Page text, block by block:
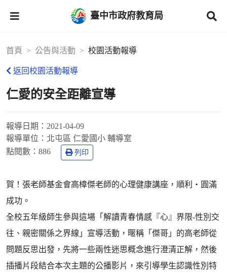
臺中市政府教育局
首頁 公告與活動 校園活動報導
返回校園活動報導
仁愛的安全距離宣導
報導日期： 2021-04-09
報導單位： 北屯區 仁愛國小 輔導室
點閱數： 886 列印
賀！張老師基金會高樟傑老師的心理健康講座，順利‧圓滿
成功。
全校五年級師生參與這場「解讀青春情感『心』界限-性別交
往、親密關係之界線」宣導活動，暱稱「傑哥」的高老師從
問題反思出發，先將一些兩性迷思概念進行澄清正解，然後
插播片段結合本次主題的公播影片，來引導學生認識性別特